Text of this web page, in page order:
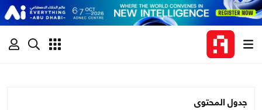
جدول المحتوى